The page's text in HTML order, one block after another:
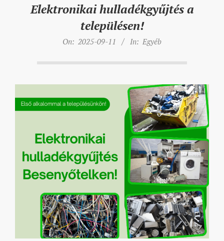
Elektronikai hulladékgyűjtés a
településen!
On: 2025-09-11 In: Egyéb